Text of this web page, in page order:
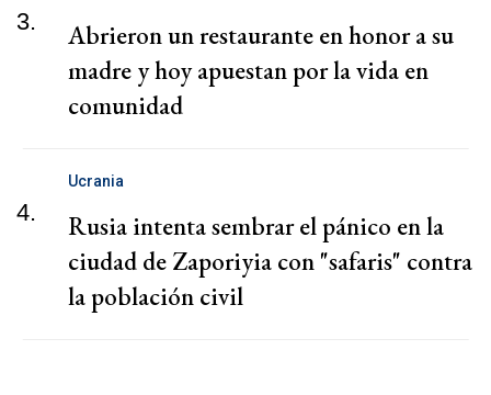
3.
Abrieron un restaurante en honor a su
madre y hoy apuestan por la vida en
comunidad
4.
Ucrania
Rusia intenta sembrar el pánico en la
ciudad de Zaporiyia con "safaris" contra
la población civil